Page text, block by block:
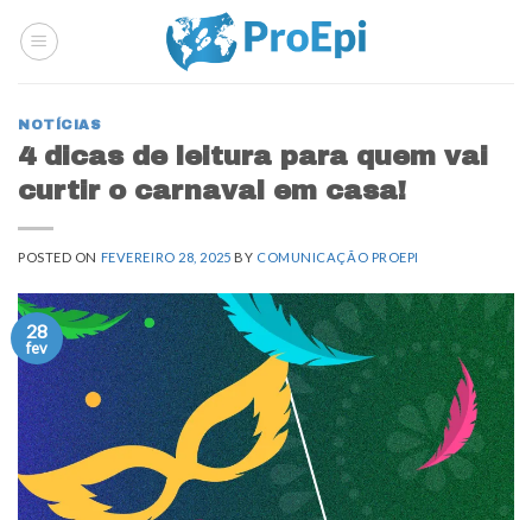
NOTÍCIAS
4 dicas de leitura para quem vai
curtir o carnaval em casa!
POSTED ON FEVEREIRO 28, 2025 BY COMUNICAÇÃO PROEPI
28
fev